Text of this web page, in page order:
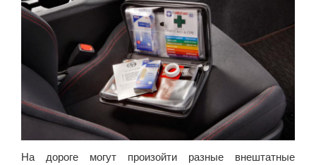
На дороге могут произойти разные внештатные